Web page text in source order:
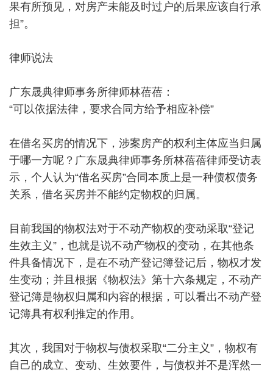
果有所预见，对房产未能及时过户的后果应该自行承
担”。
律师说法
广东晟典律师事务所律师林蓓蓓：
“可以依据法律，要求合同方给予相应补偿”
在借名买房的情况下，涉案房产的权利主体应当归属
于哪一方呢？广东晟典律师事务所林蓓蓓律师受访表
示，个人认为“借名买房”合同本质上是一种债权债务
关系，借名买房并不能约定物权的归属。
目前我国的物权法对于不动产物权的变动采取“登记
生效主义”，也就是说不动产物权的变动，在其他条
件具备情况下，是在不动产登记簿登记后，物权才发
生变动；并且根据《物权法》第十六条规定，不动产
登记簿是物权归属和内容的根据，可以看出不动产登
记簿具有权利推定的作用。
其次，我国对于物权与债权采取“二分主义”，物权有
自己的成立、变动、生效要件，与债权并不是浑然一